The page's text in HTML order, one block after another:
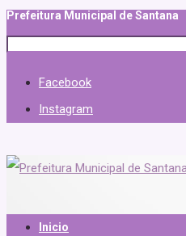
Prefeitura Municipal de Santana
Facebook
Instagram
Inicio